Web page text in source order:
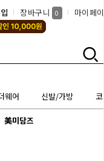
장바구니 0 마이페
웨어 신발/가방
美미담즈